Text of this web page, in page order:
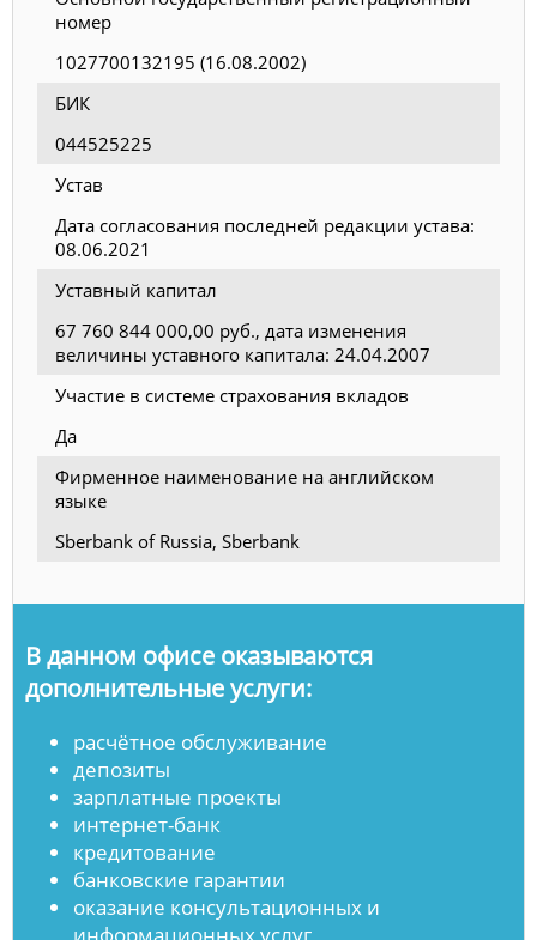
номер
1027700132195 (16.08.2002)
БИК
044525225
Устав
Дата согласования последней редакции устава:
08.06.2021
Уставный капитал
67 760 844 000,00 руб., дата изменения
величины уставного капитала: 24.04.2007
Участие в системе страхования вкладов
Да
Фирменное наименование на английском
языке
Sberbank of Russia, Sberbank
В данном офисе оказываются
дополнительные услуги:
расчётное обслуживание
депозиты
зарплатные проекты
интернет-банк
кредитование
банковские гарантии
оказание консультационных и
информационных услуг